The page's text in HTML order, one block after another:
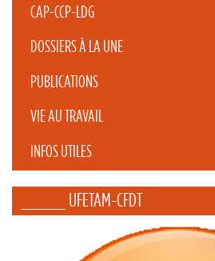
CAP-CCP-LDG
DOSSIERS À LA UNE
PUBLICATIONS
VIE AU TRAVAIL
INFOS UTILES
_____ UFETAM-CFDT